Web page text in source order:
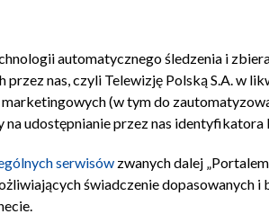
automatycznego śledzenia i
nas, czyli Telewizję Polską S.A. w
marketingowych (w tym do
udostępnianie przez nas identyfikatora
serwisów zwanych dalej
świadczenie dopasowanych i